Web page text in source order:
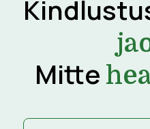
Mitte